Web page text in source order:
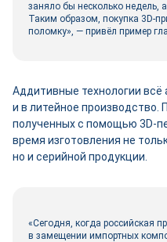
заняло бы несколько недель,
Таким образом, покупка 3D-
поломку», — привёл пример
Аддитивные технологии всё
и в литейное
полученных с помощью 3D-
время изготовления не
но и серийной продукции.
«Сегодня, когда российская
в замещении импортных